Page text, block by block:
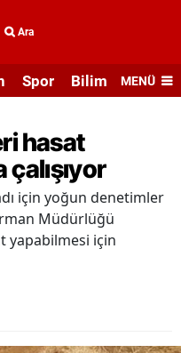
Ara
Spor Bilim veMENÜ
hasat
için yoğun denetimler
Müdürlüğü
yapabilmesi için